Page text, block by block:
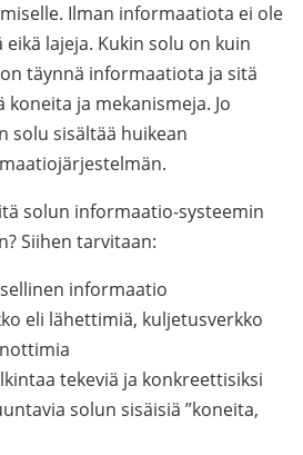
Ilman informaatiota ei ole
lajeja. Kukin solu on kuin
täynnä informaatiota ja sitä
ja mekanismeja. Jo
solu sisältää huikean
solun informaatio-systeemin
Siihen tarvitaan:
informaatio
eli lähettimiä, kuljetusverkko
tekeviä ja konkreettisiksi
solun sisäisiä ”koneita,